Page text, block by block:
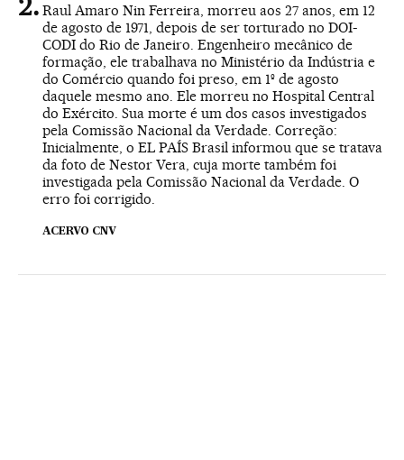
Raul Amaro Nin Ferreira, morreu aos 27 anos, em 12
de agosto de 1971, depois de ser torturado no DOI-
CODI do Rio de Janeiro. Engenheiro mecânico de
formação, ele trabalhava no Ministério da Indústria e
do Comércio quando foi preso, em 1º de agosto
daquele mesmo ano. Ele morreu no Hospital Central
do Exército. Sua morte é um dos casos investigados
pela Comissão Nacional da Verdade. Correção:
Inicialmente, o EL PAÍS Brasil informou que se tratava
da foto de Nestor Vera, cuja morte também foi
investigada pela Comissão Nacional da Verdade. O
erro foi corrigido.
ACERVO CNV